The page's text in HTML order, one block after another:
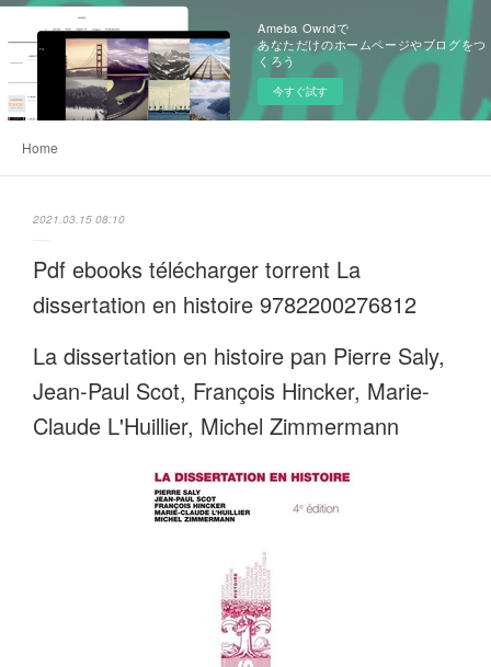
Ameba Owndで
あなただけのホームページやブログをつ
くろう
今すぐ試す
Home
2021.03.15 08:10
Pdf ebooks télécharger torrent La
dissertation en histoire 9782200276812
La dissertation en histoire pan Pierre Saly,
Jean-Paul Scot, François Hincker, Marie-
Claude L'Huillier, Michel Zimmermann